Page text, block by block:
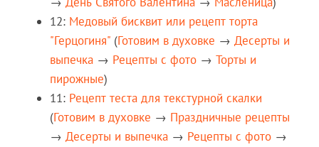
12: Медовый бисквит или рецепт торта
"Герцогиня" (Готовим в духовке → Десерты и
выпечка → Рецепты c фото → Торты и
пирожные)
11: Рецепт теста для текстурной скалки
(Готовим в духовке → Праздничные рецепты
→ Десерты и выпечка → Рецепты c фото →